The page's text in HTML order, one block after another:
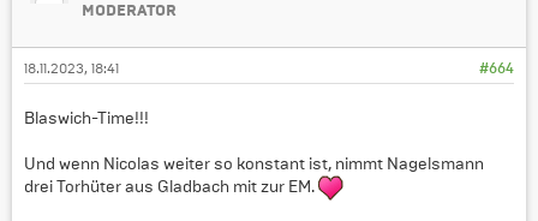
MODERATOR
#664
18.11.2023, 18:41
Blaswich-Time!!!
Und wenn Nicolas weiter so konstant ist, nimmt Nagelsmann
drei Torhüter aus Gladbach mit zur EM.